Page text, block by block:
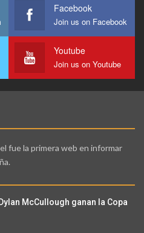
Facebook
Join us on Facebook
Youtube
Join us on Youtube
fue la primera web en informar
McCullough ganan la Copa